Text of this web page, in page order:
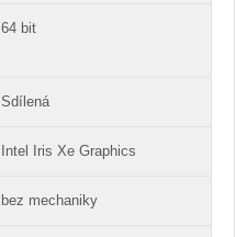
64 bit
Sdílená
Intel Iris Xe Graphics
bez mechaniky